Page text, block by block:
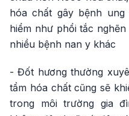
hóa chất gây bệnh
hiểm như phổi tắc
nhiều bệnh nan y khác
- Đốt hương thường
tẩm hóa chất cũng sẽ
trong môi trường gia